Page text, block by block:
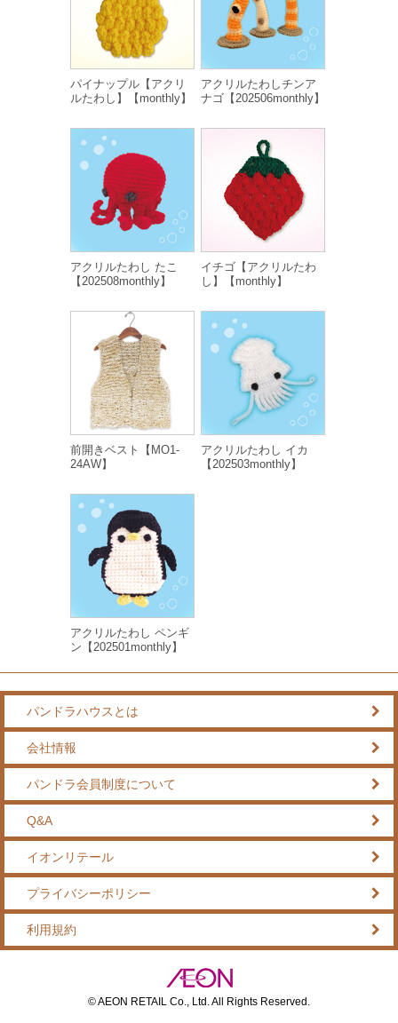
パイナップル【アクリ
ルたわし】【monthly】
アクリルたわしチンア
ナゴ【202506monthly】
アクリルたわし たこ
【202508monthly】
イチゴ【アクリルたわ
し】【monthly】
前開きベスト【MO1-
24AW】
アクリルたわし イカ
【202503monthly】
アクリルたわし ペンギ
ン【202501monthly】
パンドラハウスとは
会社情報
パンドラ会員制度について
Q&A
イオンリテール
プライバシーポリシー
利用規約
© AEON RETAIL Co., Ltd. All Rights Reserved.